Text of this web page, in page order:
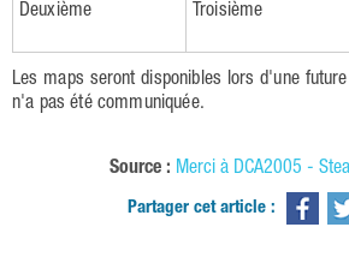
Deuxième
Troisième
Les maps seront disponibles lors d'une
n'a pas été communiquée.
Source : Merci à DCA2005 -
Partager cet article :